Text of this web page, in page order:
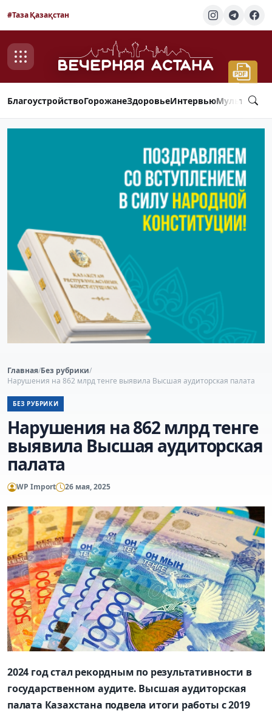
#Таза Қазақстан
БлагоустройствоГорожанеЗдоровьеИнтервью
Главная/Без рубрики/
Нарушения на 862 млрд тенге выявила Высшая аудиторская палата
БЕЗ РУБРИКИ
Нарушения на 862 млрд тенге
выявила Высшая аудиторская
палата
WP Import 26 мая, 2025
2024 год стал рекордным по результативности в
государственном аудите. Высшая аудиторская
палата Казахстана подвела итоги работы с 2019